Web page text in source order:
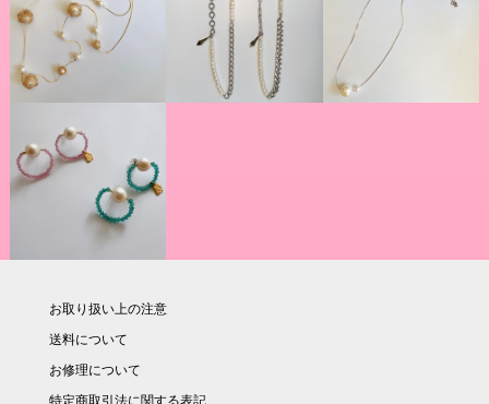
お取り扱い上の注意
送料について
お修理について